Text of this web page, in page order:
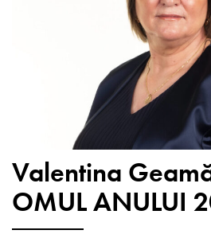
Valentina
OMUL ANULUI